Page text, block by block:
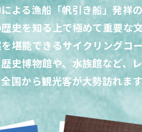
よる漁船「帆引き船」発祥
史を知る上で極めて重要な
堪能できるサイクリングコ
史博物館や、水族館など、
国から観光客が大勢訪れます